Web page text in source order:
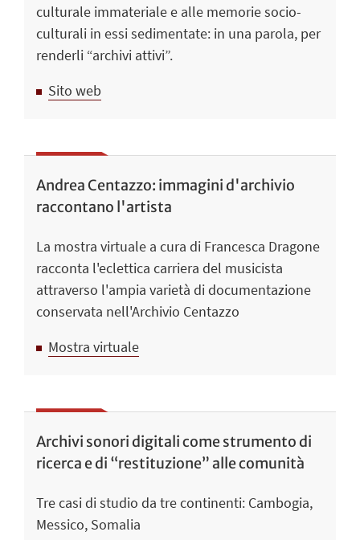
culturale immateriale e alle memorie socio-
culturali in essi sedimentate: in una parola, per
renderli “archivi attivi”.
Sito web
Andrea Centazzo: immagini d'archivio
raccontano l'artista
La mostra virtuale a cura di Francesca Dragone
racconta l'eclettica carriera del musicista
attraverso l'ampia varietà di documentazione
conservata nell'Archivio Centazzo
Mostra virtuale
Archivi sonori digitali come strumento di
ricerca e di “restituzione” alle comunità
Tre casi di studio da tre continenti: Cambogia,
Messico, Somalia